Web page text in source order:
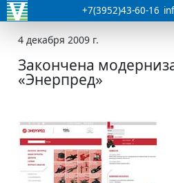
+7(3952)43-60-16
4 декабря 2009 г.
Закончена
«Энерпред»